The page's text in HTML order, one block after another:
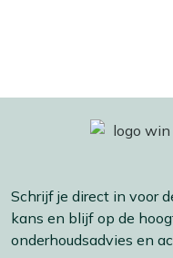
Schrijf je direct in voor
kans en blijf op de
onderhoudsadvies en